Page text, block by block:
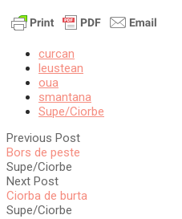
curcan
leustean
oua
smantana
Supe/Ciorbe
Previous Post
Bors de peste
Supe/Ciorbe
Next Post
Ciorba de burta
Supe/Ciorbe